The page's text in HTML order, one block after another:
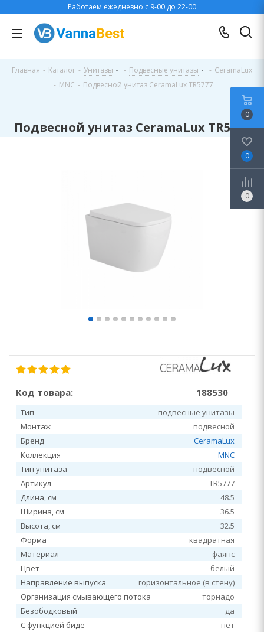
Работаем ежедневно с 9-00 до 22-00
Главная - Каталог - Унитазы - Подвесные унитазы - CeramaLux
- MNC - Подвесной унитаз CeramaLux TR5777
Подвесной унитаз CeramaLux TR5777
Код товара: 188530
Тип
подвесные унитазы
Монтаж
подвесной
Бренд
CeramaLux
Коллекция
MNC
Тип унитаза
подвесной
Артикул
TR5777
Длина, см
48.5
Ширина, см
36.5
Высота, см
32.5
Форма
квадратная
Материал
фаянс
Цвет
белый
Направление выпуска
горизонтальное (в стену)
Организация смывающего потока
торнадо
Безободковый
да
С функцией биде
нет
0
0
0